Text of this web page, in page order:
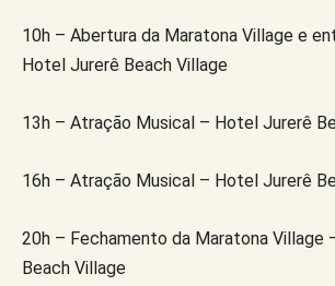
10h – Abertura da Maratona Village e
Hotel Jurerê Beach Village
13h – Atração Musical – Hotel Jurerê
16h – Atração Musical – Hotel Jurerê
20h – Fechamento da Maratona Village
Beach Village